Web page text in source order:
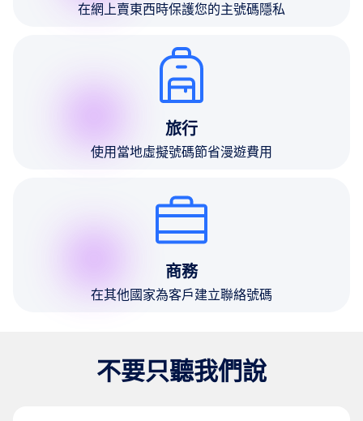
在網上賣東西時保護您的主號碼隱私
旅行
使用當地虛擬號碼節省漫遊費用
商務
在其他國家為客戶建立聯絡號碼
不要只聽我們說